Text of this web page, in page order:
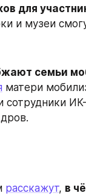
для
и музеи
семьи
матери
расскажут, в